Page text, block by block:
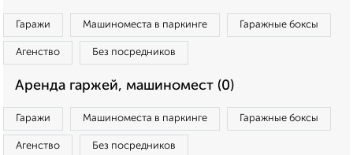
Гаражи Машиноместа в паркинге Гаражные боксы
Агенство Без посредников
Аренда гаржей, машиномест (0)
Гаражи Машиноместа в паркинге Гаражные боксы
Агенство Без посредников